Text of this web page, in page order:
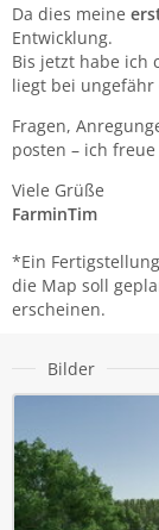
Da dies meine
Entwicklung.
Bis jetzt habe ich
liegt bei ungefähr
Fragen,
posten – ich
Viele Grüße
FarminTim
*Ein
die Map soll
erscheinen.
Bilder